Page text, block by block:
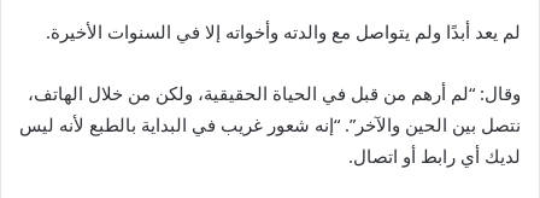
لم يعد أبدًا ولم يتواصل مع والدته وأخواته إلا في السنوات الأخيرة.
وقال: “لم أرهم من قبل في الحياة الحقيقية، ولكن من خلال الهاتف،
نتصل بين الحين والآخر”. “إنه شعور غريب في البداية بالطبع لأنه ليس
لديك أي رابط أو اتصال.